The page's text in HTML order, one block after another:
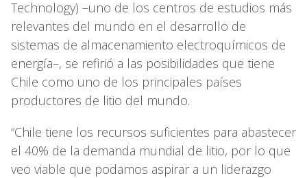
Technology) –uno de los centros de estudios más
relevantes del mundo en el desarrollo de
sistemas de almacenamiento electroquímicos de
energía–, se refirió a las posibilidades que tiene
Chile como uno de los principales países
productores de litio del mundo.
“Chile tiene los recursos suficientes para abastecer
el 40% de la demanda mundial de litio, por lo que
veo viable que podamos aspirar a un liderazgo